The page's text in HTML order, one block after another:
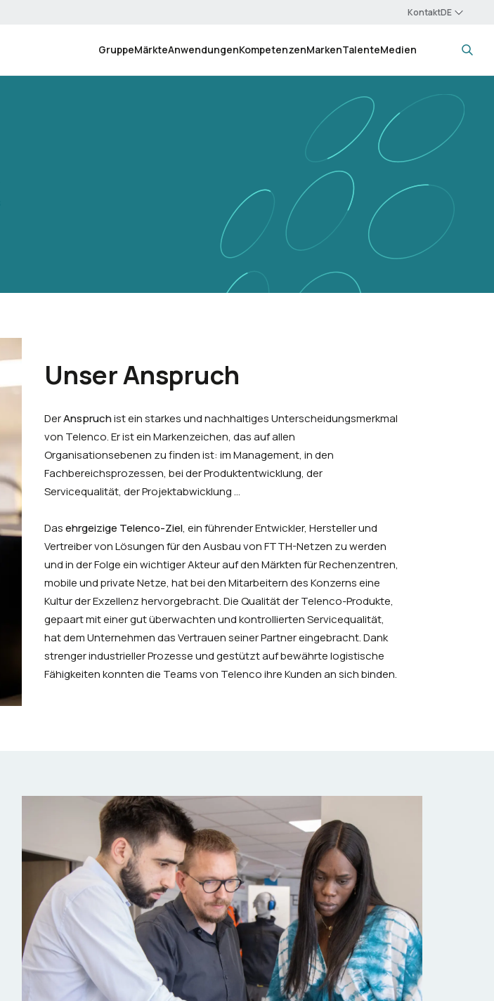
Kontakt
GruppeMärkteAnwendungenKompetenzenMarkenTalenteMedien
Unser Anspruch
DerAnspruchist ein starkes und nachhaltiges Unterscheidungsmerkmal
von Telenco. Er ist ein Markenzeichen, das auf allen
Organisationsebenen zu finden ist: im Management, in den
Fachbereichsprozessen, bei der Produktentwicklung, der
Servicequalität, der Projektabwicklung ...
Dasehrgeizige Telenco-Ziel, ein führender Entwickler, Hersteller und
Vertreiber von Lösungen für den Ausbau von FTTH-Netzen zu werden
und in der Folge ein wichtiger Akteur auf den Märkten für Rechenzentren,
mobile und private Netze, hat bei den Mitarbeitern des Konzerns eine
Kultur der Exzellenz hervorgebracht.Die Qualitätder Telenco-Produkte,
gepaart mit einer gut überwachten und kontrollierten Servicequalität,
hat dem Unternehmen das Vertrauen seiner Partner eingebracht. Dank
strenger industrieller Prozesse und gestützt auf bewährte logistische
Fähigkeiten konnten die Teams von Telenco ihre Kunden an sich binden.